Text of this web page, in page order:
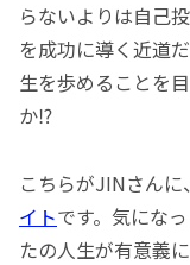
らないよりは自己
を成功に導く近道
生を歩めることを
か⁉
こちらがJINさん
イトです。気にな
たの人生が有意義